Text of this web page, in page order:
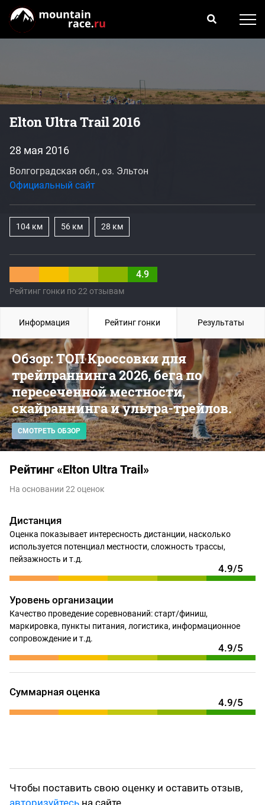
Elton Ultra Trail 2016
4.9
Рейтинг гонки по 22 отзывам
28 мая 2016
Волгоградская обл., оз. Эльтон
Официальный сайт
104 км 56 км 28 км
Обзор: ТОП Кроссовки для
трейлраннинга 2026, бега по
пересеченной местности,
скайраннинга и ультра-трейлов.
СМОТРЕТЬ ОБЗОР
Рейтинг «Elton Ultra Trail»
На основании 22 оценок
Дистанция
Оценка показывает интересность дистанции, насколько
используется потенциал местности, сложность трассы,
пейзажность и т.д.
4.9/5
Уровень организации
Качество проведение соревнований: старт/финиш,
маркировка, пункты питания, логистика, информационное
сопровождение и т.д.
4.9/5
Суммарная оценка
4.9/5
Чтобы поставить свою оценку и оставить отзыв,
авторизуйтесь на сайте
Информация Рейтинг гонки Результаты